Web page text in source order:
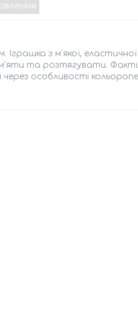
Іграшка з м'якої,
та розтягувати.
особливості